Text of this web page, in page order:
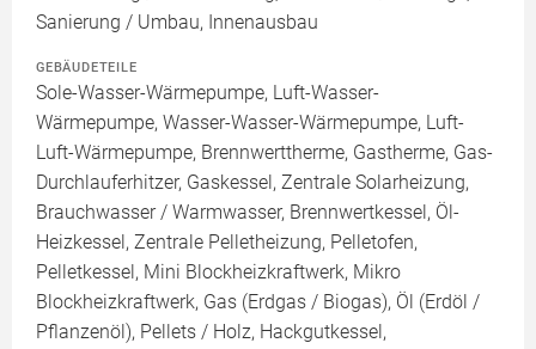
Sanierung / Umbau, Innenausbau
GEBÄUDETEILE
Sole-Wasser-Wärmepumpe, Luft-Wasser-
Wärmepumpe, Wasser-Wasser-Wärmepumpe, Luft-
Luft-Wärmepumpe, Brennwerttherme, Gastherme, Gas-
Durchlauferhitzer, Gaskessel, Zentrale Solarheizung,
Brauchwasser / Warmwasser, Brennwertkessel, Öl-
Heizkessel, Zentrale Pelletheizung, Pelletofen,
Pelletkessel, Mini Blockheizkraftwerk, Mikro
Blockheizkraftwerk, Gas (Erdgas / Biogas), Öl (Erdöl /
Pflanzenöl), Pellets / Holz, Hackgutkessel,